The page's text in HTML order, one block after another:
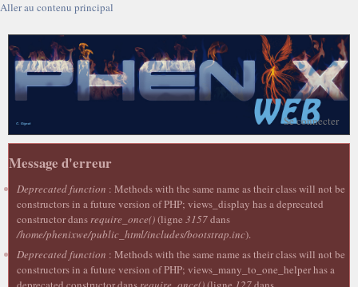
Aller au contenu principal
Se connecter
Message d'erreur
Deprecated function : Methods with the same name as their class will not be
constructors in a future version of PHP; views_display has a deprecated
constructor dansrequire_once()(ligne 3157dans
/home/phenixwe/public_html/includes/bootstrap.inc).
Deprecated function : Methods with the same name as their class will not be
constructors in a future version of PHP; views_many_to_one_helper has a